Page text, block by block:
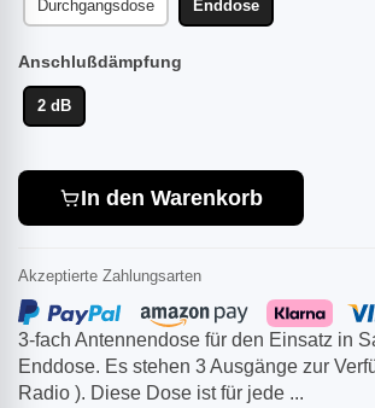
3-fach Antennendose für den Einsatz in
Enddose. Es stehen 3 Ausgänge zur
Radio ). Diese Dose ist für jede ...
Durchgangsdose Enddose
Anschlußdämpfung
2 dB
In den Warenkorb
Akzeptierte Zahlungsarten